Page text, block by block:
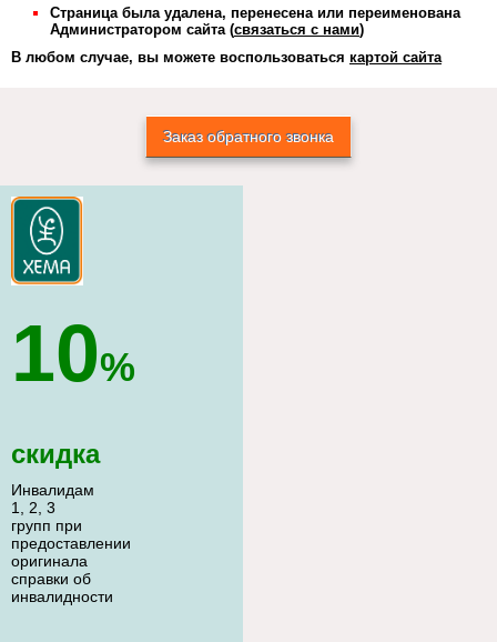
Страница была удалена, перенесена или переименована
Администратором сайта (связаться с нами)
В любом случае, вы можете воспользоваться картой сайта
Заказ обратного звонка
10%
скидка
Инвалидам
1, 2, 3
групп при
предоставлении
оригинала
справки об
инвалидности